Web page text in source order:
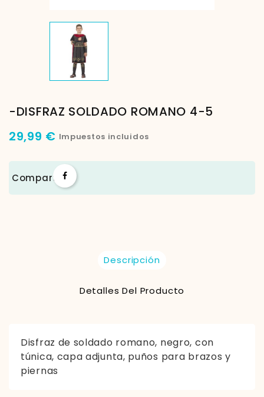
-DISFRAZ SOLDADO ROMANO 4-5
29,99 € Impuestos incluidos
Compartir
Descripción
Detalles Del Producto
Disfraz de soldado romano, negro, con
túnica, capa adjunta, puños para brazos y
piernas